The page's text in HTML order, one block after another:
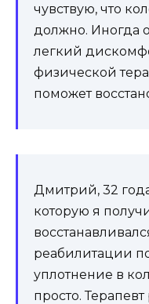
чувствую, что
должно. Иногда
легкий
физической
поможет
Дмитрий, 32
которую я
реабилитации
уплотнение в
просто.